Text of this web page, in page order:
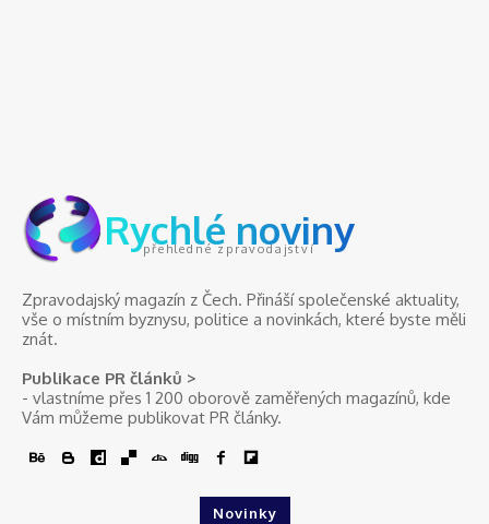
Rychlé noviny
přehledné zpravodajství
Zpravodajský magazín z Čech. Přináší společenské aktuality,
vše o místním byznysu, politice a novinkách, které byste měli
znát.
Publikace PR článků >
- vlastníme přes 1 200 oborově zaměřených magazínů, kde
Vám můžeme publikovat PR články.
Novinky